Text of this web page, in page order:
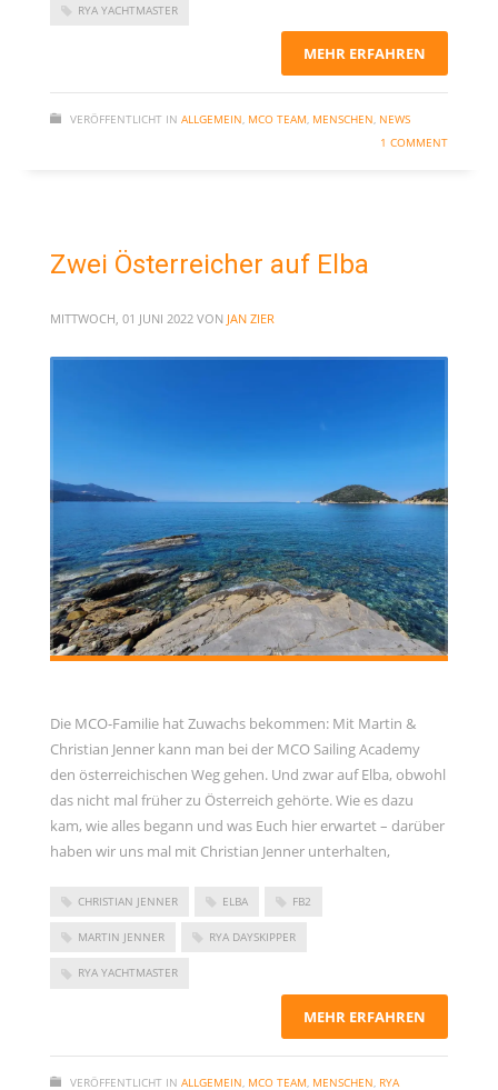
RYA YACHTMASTER
MEHR ERFAHREN
VERÖFFENTLICHT IN ALLGEMEIN, MCO TEAM, MENSCHEN, NEWS
1 COMMENT
Zwei Österreicher auf Elba
MITTWOCH, 01 JUNI 2022 VON JAN ZIER
Die MCO-Familie hat Zuwachs bekommen: Mit Martin &
Christian Jenner kann man bei der MCO Sailing Academy
den österreichischen Weg gehen. Und zwar auf Elba, obwohl
das nicht mal früher zu Österreich gehörte. Wie es dazu
kam, wie alles begann und was Euch hier erwartet – darüber
haben wir uns mal mit Christian Jenner unterhalten,
CHRISTIAN JENNER ELBA FB2
MARTIN JENNER RYA DAYSKIPPER
RYA YACHTMASTER
MEHR ERFAHREN
VERÖFFENTLICHT IN ALLGEMEIN MCO TEAM MENSCHEN RYA